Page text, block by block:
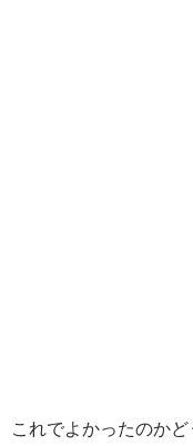
これでよかったのか